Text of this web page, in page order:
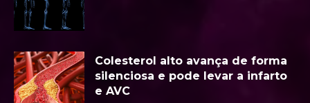
Colesterol alto avança de forma
silenciosa e pode levar a infarto
e AVC